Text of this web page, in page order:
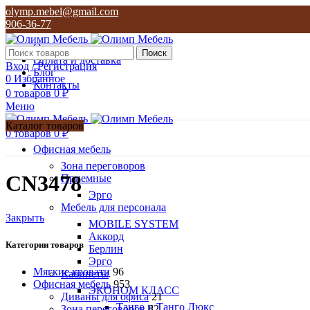
olymp.mebel@gmail.com
906-36-77
О нас
Оплата и доставка
Блог
Контакты
Поиск
Вход / Регистрация
0 Избранное
0 товаров 0₽
Меню
0товаров 0₽
Каталог товаров
Офисная мебель
Зона переговоров
Приемные
Эрго
Мебель для персонала
MOBILE SYSTEM
Аккорд
Берлин
Эрго
Кабинеты
ЭКОНОМ КЛАСС
Танго и Танго Люкс
CN3478
Закрыть
Категории товаров
Мягкие кровати 96
Офисная мебель 953
Диваны для офиса 21